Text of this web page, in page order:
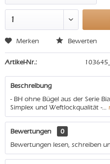
Merken Bewerten
Artikel-Nr.:
Beschreibung
- BH ohne Bügel aus der Serie
Simplex und Weftlockqualität -...
Bewertungen
0
Bewertungen lesen, schreiben